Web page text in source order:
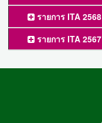
รายการ ITA 2568
รายการ ITA 2567